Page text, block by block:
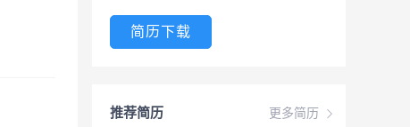
简历下载
更多简历
推荐简历